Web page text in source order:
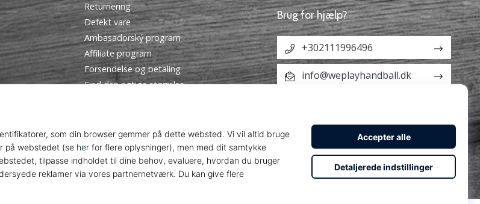
Returnering
Defekt vare
Ambasadorský program
Affiliate program
Forsendelse og betaling
Find den rigtige størrelse
Privatlivspolitik
Brug for hjælp?
+302111996496
info@weplayhandball.dk